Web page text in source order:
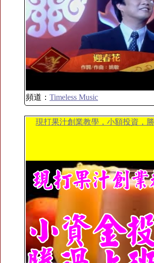
頻道： Timeless Music
現打果汁創業教學，小額投資，